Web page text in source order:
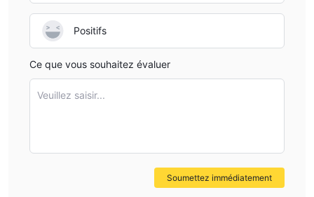
Positifs
Ce que vous souhaitez évaluer
Veuillez saisir...
Soumettez immédiatement